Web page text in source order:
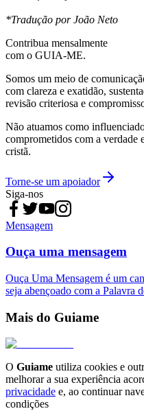
*Tradução por João Neto
Contribua mensalmente
com o GUIA-ME.
Somos um meio de
com clareza e exatidão,
revisão criteriosa e
Não atuamos como
comprometidos com a verdade
cristã.
Torne-se um apoiador
Siga-nos
Mensagem
Ouça uma mensagem
Ouça Uma Mensagem é um
seja abençoado com a Palavra
Mais do Guiame
O Guiame utiliza cookies e
melhorar a sua experiência
privacidade e, ao continuar
condições